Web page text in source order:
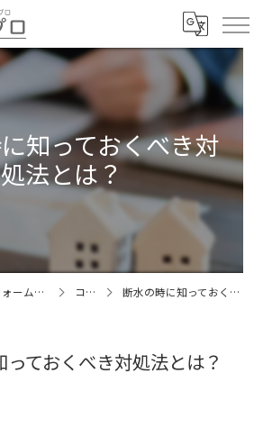
知っておくべき対
処法とは？
一宮市の水回りリフォームなら株式会社ハプロ コラム 断水の時に知っておくべき対処法とは？
ておくべき対処法とは？